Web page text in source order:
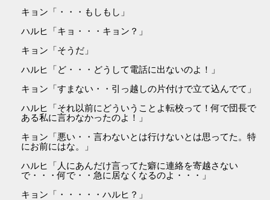
キョン「・・・もしもし」
ハルヒ「キョ・・・キョン？」
キョン「そうだ」
ハルヒ「ど・・・どうして電話に出ないのよ！」
キョン「すまない・・引っ越しの片付けで立て込んでて」
ハルヒ「それ以前にどういうことよ転校って！何で団長で
ある私に言わなかったのよ！」
キョン「悪い・・言わないとは行けないとは思ってた。特
にお前にはな。」
ハルヒ「人にあんだけ言ってた癖に連絡を寄越さない
で・・・何で・・急に居なくなるのよ・・・」
キョン「・・・・・ハルヒ？」